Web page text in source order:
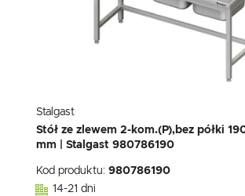
Stalgast
Stół ze zlewem 2-kom.(P),bez półki
mm | Stalgast 980786190
Kod produktu: 980786190
14-21 dni